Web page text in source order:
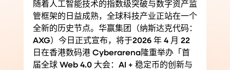
随着人工智能技术的指数级突破与数字资产监
管框架的日益成熟，全球科技产业正站在一个
全新的历史节点。华赢集团（纳斯达克代码：
AXG）今日正式宣布，将于2026 年 4 月 22
日在香港数码港 Cyberarena隆重举办「首
届全球 Web 4.0 大会：AI + 稳定币的创新与